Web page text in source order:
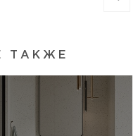
ТАКЖЕ